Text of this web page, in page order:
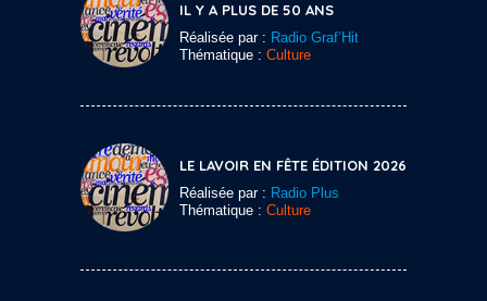
IL Y A PLUS DE 50 ANS
Réalisée par : Radio Graf’Hit
Thématique : Culture
LE LAVOIR EN FÊTE ÉDITION 2026
Réalisée par : Radio Plus
Thématique : Culture